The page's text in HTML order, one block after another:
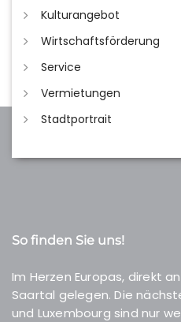
Kulturangebot
Wirtschaftsförderung
Service
Vermietungen
Stadtportrait
So finden Sie uns!
Im Herzen Europas, direkt
Saartal gelegen. Die
und Luxembourg sind nur